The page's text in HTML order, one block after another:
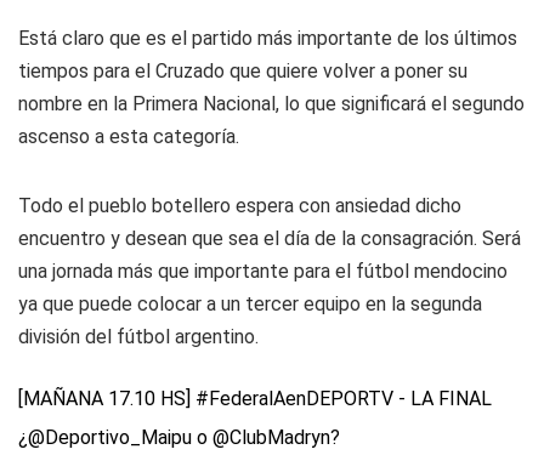
Está claro que es el partido más importante de los últimos
tiempos para el Cruzado que quiere volver a poner su
nombre en la Primera Nacional, lo que significará el segundo
ascenso a esta categoría.
Todo el pueblo botellero espera con ansiedad dicho
encuentro y desean que sea el día de la consagración. Será
una jornada más que importante para el fútbol mendocino
ya que puede colocar a un tercer equipo en la segunda
división del fútbol argentino.
[MAÑANA 17.10 HS] #FederalAenDEPORTV - LA FINAL
¿@Deportivo_Maipu o @ClubMadryn?